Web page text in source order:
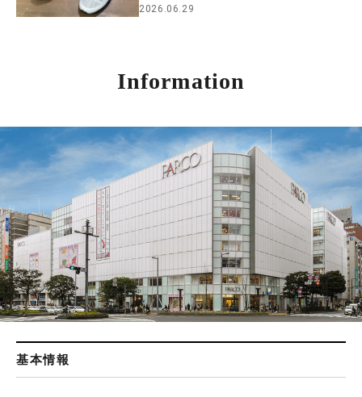
2026.06.29
Information
基本情報